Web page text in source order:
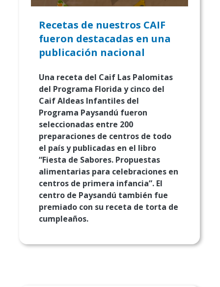
Recetas de nuestros CAIF
fueron destacadas en una
publicación nacional
Una receta del Caif Las Palomitas
del Programa Florida y cinco del
Caif Aldeas Infantiles del
Programa Paysandú fueron
seleccionadas entre 200
preparaciones de centros de todo
el país y publicadas en el libro
“Fiesta de Sabores. Propuestas
alimentarias para celebraciones en
centros de primera infancia”. El
centro de Paysandú también fue
premiado con su receta de torta de
cumpleaños.